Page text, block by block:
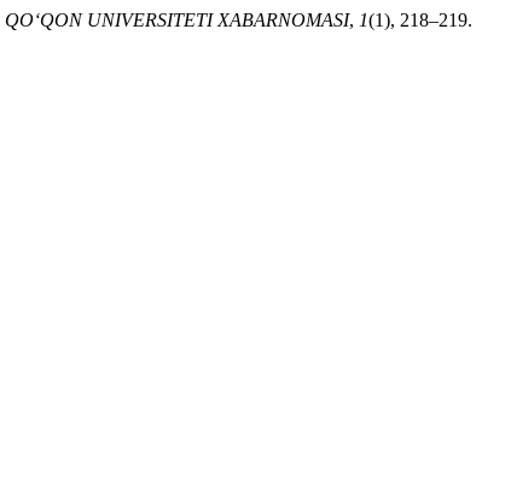
QO‘QON UNIVERSITETI XABARNOMASI, 1(1), 218–219.